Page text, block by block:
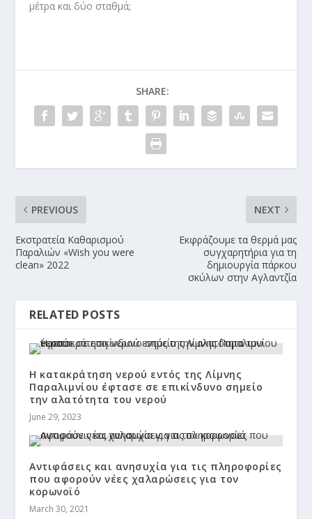
μέτρα και δύο σταθμά;
SHARE:
PREVIOUS
Εκστρατεία Καθαρισμού
Παραλιών «Wish you were
clean» 2022
NEXT
Εκφράζουμε τα θερμά μας
συγχαρητήρια για τη
δημιουργία πάρκου
σκύλων στην Αγλαντζία
RELATED POSTS
Η κατακράτηση νερού εντός της Λίμνης
Παραλιμνίου έφτασε σε επικίνδυνο σημείο
την αλατότητα του νερού
June 29, 2023
Αντιφάσεις και ανησυχία για τις πληροφορίες
που αφορούν νέες χαλαρώσεις για τον
κορωνοϊό
March 30, 2021